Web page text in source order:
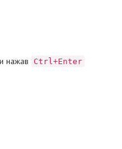
нажав Ctrl+Enter